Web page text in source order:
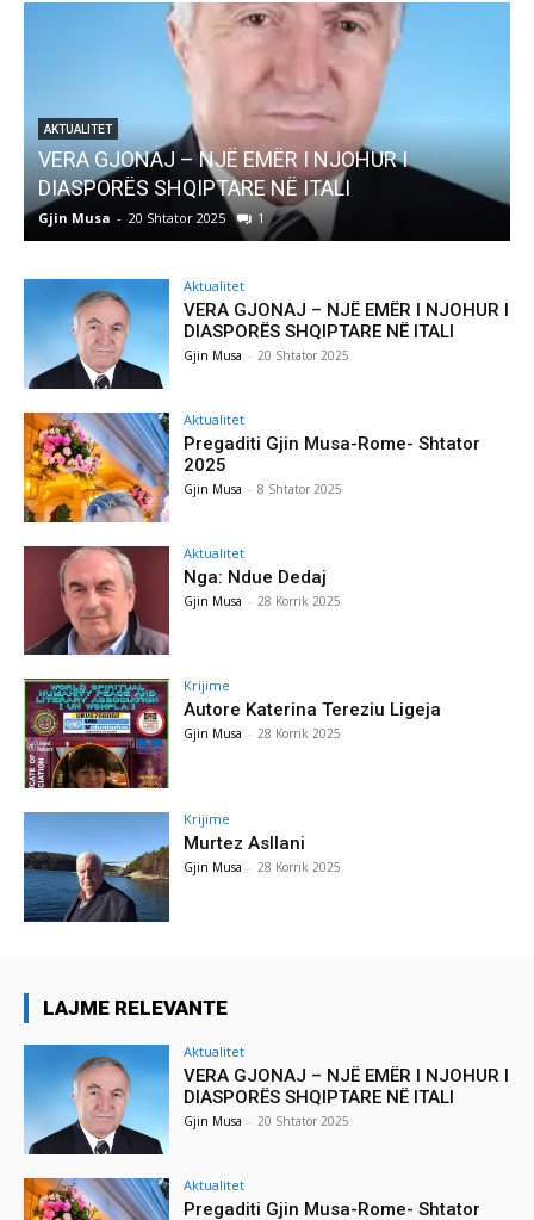
– NJË EMËR I NJOHUR I
SHQIPTARE NË ITALI
Shtator 2025 1
AKTUALITET
Pregaditi Gjin
Aktualitet
VERA GJONAJ – NJË EMËR I NJOHUR I
DIASPORËS SHQIPTARE NË ITALI
Gjin Musa - 20 Shtator 2025
Aktualitet
Pregaditi Gjin Musa-Rome- Shtator
2025
Gjin Musa - 8 Shtator 2025
Aktualitet
Nga: Ndue Dedaj
Gjin Musa - 28 Korrik 2025
Krijime
Autore Katerina Tereziu Ligeja
Gjin Musa - 28 Korrik 2025
Krijime
Murtez Asllani
Gjin Musa - 28 Korrik 2025
LAJME RELEVANTE
Aktualitet
VERA GJONAJ – NJË EMËR I NJOHUR I
DIASPORËS SHQIPTARE NË ITALI
Gjin Musa - 20 Shtator 2025
Aktualitet
Pregaditi Gjin Musa-Rome- Shtator